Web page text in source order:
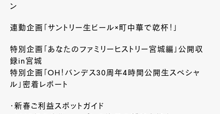
ン
連動企画「サントリー生ビール×町中華で乾杯！」
特別企画「あなたのファミリーヒストリー宮城編」公開収
録in宮城
特別企画「OH！バンデス30周年4時間公開生スペシャ
ル」密着レポート
・新春ご利益スポットガイド